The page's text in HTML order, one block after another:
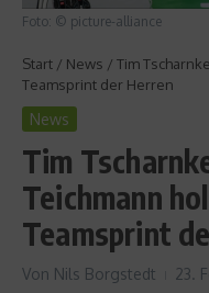
Foto: © picture-alliance
Start / News / Tim
Teamsprint der Herren
News
Tim
Teichmann
Teamsprint
Von Nils Borgstedt 23.